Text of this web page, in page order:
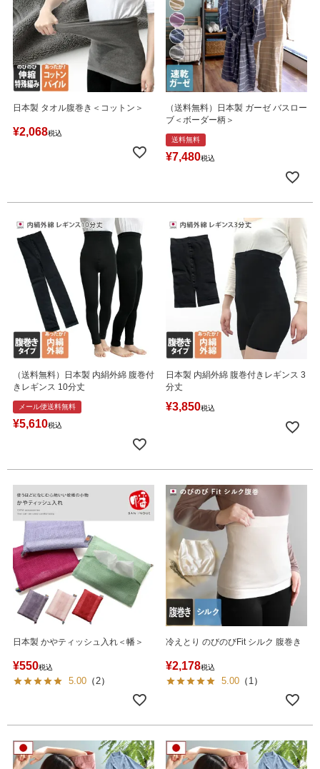
日本製 タオル腹巻き＜コットン＞
¥2,068税込
（送料無料）日本製 ガーゼ バスロー
ブ＜ボーダー柄＞
送料無料
¥7,480税込
（送料無料）日本製 内絹外綿 腹巻付
きレギンス 10分丈
メール便送料無料
¥5,610税込
日本製 内絹外綿 腹巻付きレギンス 3
分丈
¥3,850税込
日本製 かやティッシュ入れ＜幡＞
¥550税込
5.00 （2）
冷えとり のびのびFit シルク 腹巻き
¥2,178税込
5.00 （ 1）